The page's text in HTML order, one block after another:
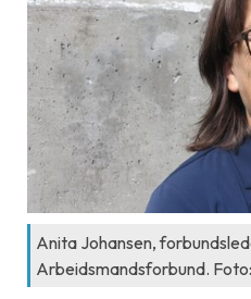
Anita Johansen,
Arbeidsmandsforbund.